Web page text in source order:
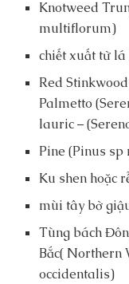
Knotweed
multiflorum)
chiết xuất từ
Red
Palmetto
lauric –
Pine (Pinus sp
Ku shen hoặc
mùi tây bờ
Tùng bách
Bắc( Northern
occidentalis)